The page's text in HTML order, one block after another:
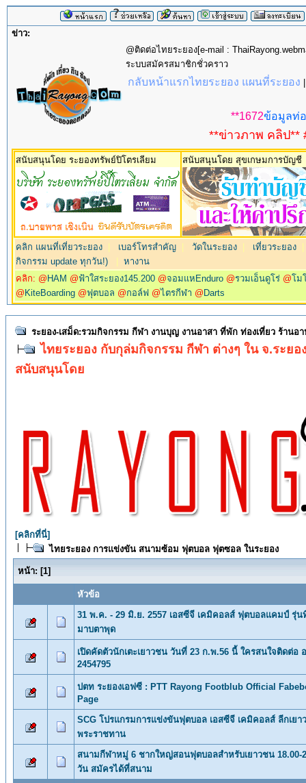
ข่าว:
@ติดต่อไทยระยอง[e-mail :
ระบบสมัครสมาชิกชั่วคราว
กลับหน้าแรกไทยระยอง แผนที่ระยอง
**1672ข้อมูลท่
**ข่าวภาพ คลิป**
สนับสนุนโดย ระยองทรัพย์ปิโตรเลียม สนับสนุนโดย สุขเกษมการบัญชี
คลิก แผนที่เที่ยวระยอง เบอร์โทรสำคัญ วัดในระยอง เที่ยวระยอง
กิจกรรม update ทุกวัน!) |หางาน
คลิก: @ HAM @ฟ้าใสระยอง145.200 @จอมแหEnduro @รวมเอ็นดูโร่ @โม
@ KiteBoarding @ฟุตบอล @กอล์ฟ @ไตรกีฬา @ Darts
ระยอง-เสม็ด:รวมกิจกรรม กีฬา งานบุญ งานอาสา ที่พัก ท่องเที่ยว ร้านอ
ไทยระยอง กับกุล่มกิจกรรม กีฬา ต่างๆ ใน จ.ระยอ
สนับสนุนโดย
[คลิกที่นี่]
ไทยระยอง การแข่งขัน สนามซ้อม ฟุตบอล ฟุตซอล ในระยอง
หน้า: [1]
หัวข้อ
31 พ.ค. - 29 มิ.ย. 2557 เอสซีจี เคมิคอลส์ ฟุตบอลแคมป์ รุ่น
มาบตาพุด
เปิดคัดตัวนักเตะเยาวชน วันที่ 23 ก.พ.56 นี้ ใครสนใจติดต่อ
2454795
ปตท ระยองเอฟซี : PTT Rayong Footblub Official
Page
SCG โปรแกรมการแข่งขันฟุตบอล เอสซีจี เคมิคอลส์ ลีกเยา
พระราชทาน
สนามกีฬาหมู่ 6 ชากใหญ่สอนฟุตบอลสำหรับเยาวชน 18.00-
วัน สมัครได้ที่สนาม